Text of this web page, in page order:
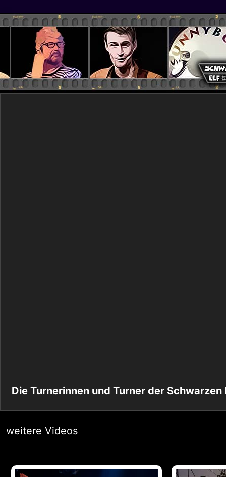
Die Turnerinnen und Turner der
weitere Videos